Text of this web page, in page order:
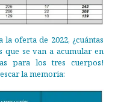
oferta de 2022, ¿cuántas
que se van a acumular en
para los tres cuerpos!
la memoria: